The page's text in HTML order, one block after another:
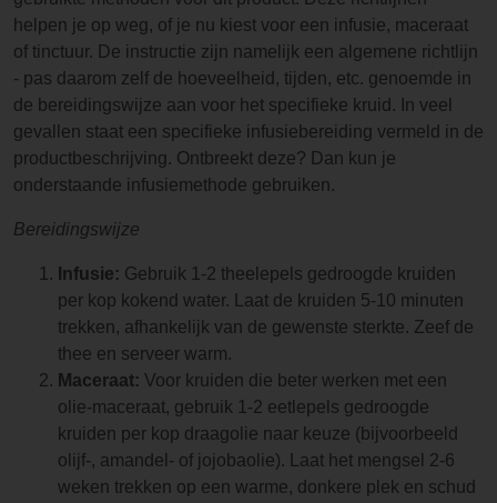
helpen je op weg, of je nu kiest voor een infusie, maceraat
of tinctuur. De instructie zijn namelijk een algemene richtlijn
- pas daarom zelf de hoeveelheid, tijden, etc. genoemde in
de bereidingswijze aan voor het specifieke kruid. In veel
gevallen staat een specifieke infusiebereiding vermeld in de
productbeschrijving. Ontbreekt deze? Dan kun je
onderstaande infusiemethode gebruiken.
Bereidingswijze
Infusie: Gebruik 1-2 theelepels gedroogde kruiden
per kop kokend water. Laat de kruiden 5-10 minuten
trekken, afhankelijk van de gewenste sterkte. Zeef de
thee en serveer warm.
Maceraat: Voor kruiden die beter werken met een
olie-maceraat, gebruik 1-2 eetlepels gedroogde
kruiden per kop draagolie naar keuze (bijvoorbeeld
olijf-, amandel- of jojobaolie). Laat het mengsel 2-6
weken trekken op een warme, donkere plek en schud